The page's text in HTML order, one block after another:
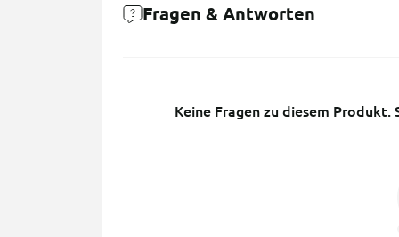
Fragen & Antworten
Keine Fragen zu diesem Produkt.